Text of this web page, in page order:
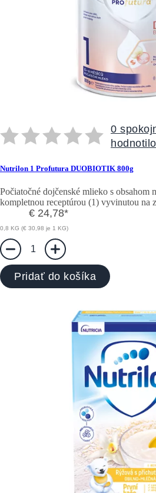
0
hodnotilo
Nutrilon 1 Profutura DUOBIOTIK 800g
Počiatočné dojčenské mlieko s obsahom
kompletnou receptúrou (1) vyvinutou na
€ 24,78*
0,8 KG (€ 30,98 je 1 KG)
1
Pridať do košíka